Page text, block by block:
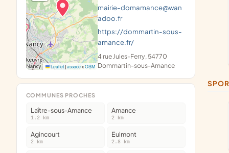
Leaflet|assocexOSM
mairie-domamance@wan
adoo.fr
https://dommartin-sous-
amance.fr/
4 rue Jules-Ferry, 54770
Dommartin-sous-Amance
COMMUNES PROCHES
Laître-sous-Amance
1.2 km
Amance
2 km
Agincourt
2 km
Eulmont
2.8 km